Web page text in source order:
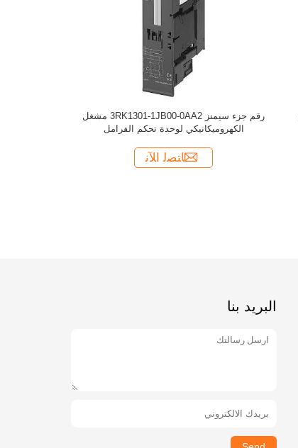
رقم جزء سيمنز 3RK1301-1JB00-0AA2 مشغل
الكهروميكانيكي لوحدة تحكم الفرامل
ﺎﺘﺼﻟ ﺍﻶﻧ
البريد بنا